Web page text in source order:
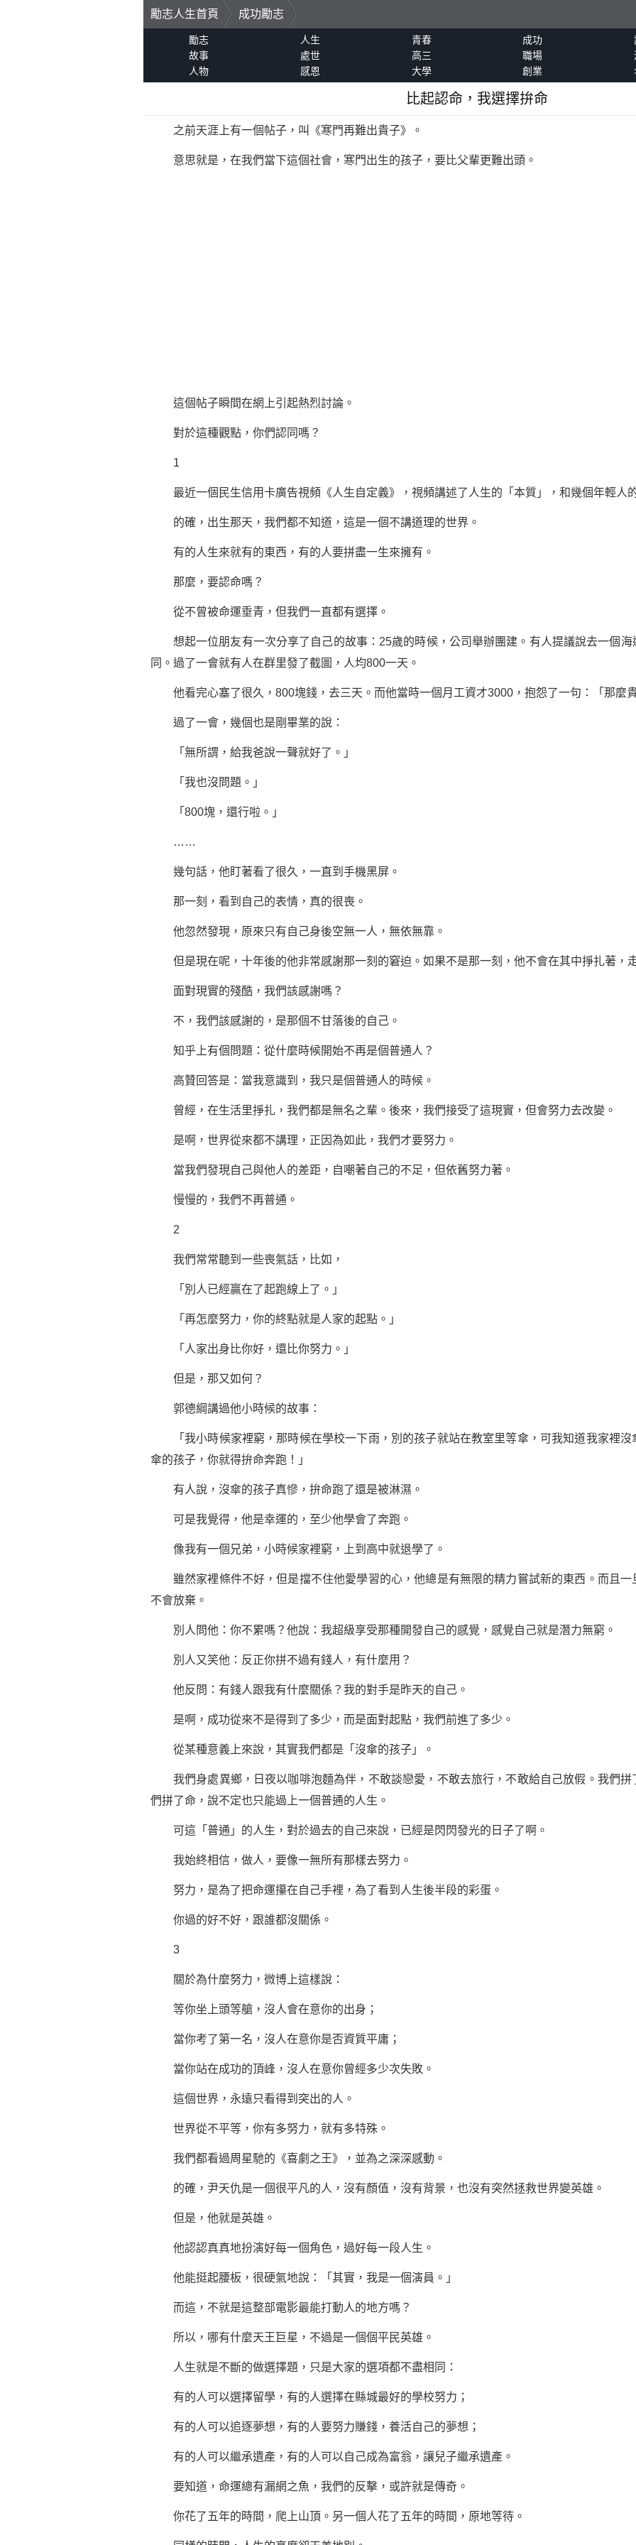
勵志人生首頁
成功勵志
勵志 人生 青春 成功
故事
處世 高三 職場
人物
感恩 大學 創業
比起認命，我選擇拚命
之前天涯上有一個帖子，叫《寒門再難出貴子》。
意思就是，在我們當下這個社會，寒門出生的孩子，要比父輩更難出頭。
這個帖子瞬間在網上引起熱烈討論。
對於這種觀點，你們認同嗎？
1
最近一個民生信用卡廣告視頻《人生自定義》，視頻講述了人生的「本質」，和幾個年輕人
的確，出生那天，我們都不知道，這是一個不講道理的世界。
有的人生來就有的東西，有的人要拼盡一生來擁有。
那麼，要認命嗎？
從不曾被命運垂青，但我們一直都有選擇。
想起一位朋友有一次分享了自己的故事：25歲的時候，公司舉辦團建。有人提議說去一個海
同。過了一會就有人在群里發了截圖，人均800一天。
他看完心塞了很久，800塊錢，去三天。而他當時一個月工資才3000，抱怨了一句：「那麼貴
過了一會，幾個也是剛畢業的說：
「無所謂，給我爸說一聲就好了。」
「我也沒問題。」
「800塊，還行啦。」
……
幾句話，他盯著看了很久，一直到手機黑屏。
那一刻，看到自己的表情，真的很喪。
他忽然發現，原來只有自己身後空無一人，無依無靠。
但是現在呢，十年後的他非常感謝那一刻的窘迫。如果不是那一刻，他不會在其中掙扎著，
面對現實的殘酷，我們該感謝嗎？
不，我們該感謝的，是那個不甘落後的自己。
知乎上有個問題：從什麼時候開始不再是個普通人？
高贊回答是：當我意識到，我只是個普通人的時候。
曾經，在生活里掙扎，我們都是無名之輩。後來，我們接受了這現實，但會努力去改變。
是啊，世界從來都不講理，正因為如此，我們才要努力。
當我們發現自己與他人的差距，自嘲著自己的不足，但依舊努力著。
慢慢的，我們不再普通。
2
我們常常聽到一些喪氣話，比如，
「別人已經贏在了起跑線上了。」
「再怎麼努力，你的終點就是人家的起點。」
「人家出身比你好，還比你努力。」
但是，那又如何？
郭德綱講過他小時候的故事：
「我小時候家裡窮，那時候在學校一下雨，別的孩子就站在教室里等傘，可我知道我家裡沒
傘的孩子，你就得拚命奔跑！」
有人說，沒傘的孩子真慘，拚命跑了還是被淋濕。
可是我覺得，他是幸運的，至少他學會了奔跑。
像我有一個兄弟，小時候家裡窮，上到高中就退學了。
雖然家裡條件不好，但是擋不住他愛學習的心，他總是有無限的精力嘗試新的東西。而且一
不會放棄。
別人問他：你不累嗎？他說：我超級享受那種開發自己的感覺，感覺自己就是潛力無窮。
別人又笑他：反正你拼不過有錢人，有什麼用？
他反問：有錢人跟我有什麼關係？我的對手是昨天的自己。
是啊， 成功從來不是得到了多少，而是面對起點，我們前進了多少。
從某種意義上來說，其實我們都是「沒傘的孩子」。
我們身處異鄉，日夜以咖啡泡麵為伴，不敢談戀愛，不敢去旅行，不敢給自己放假。我們拼
們拼了命，說不定也只能過上一個普通的人生。
可這「普通」的人生，對於過去的自己來說，已經是閃閃發光的日子了啊。
我始終相信， 做人 ，要像一無所有那樣去努力。
努力，是為了把命運攥在自己手裡，為了看到人生後半段的彩蛋。
你過的好不好，跟誰都沒關係。
3
關於為什麼努力，微博上這樣說：
等你坐上頭等艙，沒人會在意你的出身；
當你考了第一名，沒人在意你是否資質平庸；
當你站在成功的頂峰，沒人在意你曾經多少次失敗。
這個世界，永遠只看得到突出的人。
世界從不平等，你有多努力，就有多特殊。
我們都看過周星馳的《喜劇之王》，並為之深深感動。
的確，尹天仇是一個很平凡的人，沒有顏值，沒有背景，也沒有突然拯救世界變英雄。
但是，他就是英雄。
他認認真真地扮演好每一個角色，過好每一段人生。
他能挺起腰板，很硬氣地說：「其實，我是一個演員。」
而這，不就是這整部電影最能打動人的地方嗎？
所以，哪有什麼天王巨星，不過是一個個平民英雄。
人生就是不斷的做選擇題，只是大家的選項都不盡相同：
有的人可以選擇留學，有的人選擇在縣城最好的學校努力；
有的人可以追逐夢想 ，有的人要努力賺錢，養活自己的夢想；
有的人可以繼承遺產，有的人可以自己成為富翁，讓兒子繼承遺產。
要知道，命運總有漏網之魚，我們的反擊，或許就是傳奇。
你花了五年的時間，爬上山頂。另一個人花了五年的時間，原地等待。